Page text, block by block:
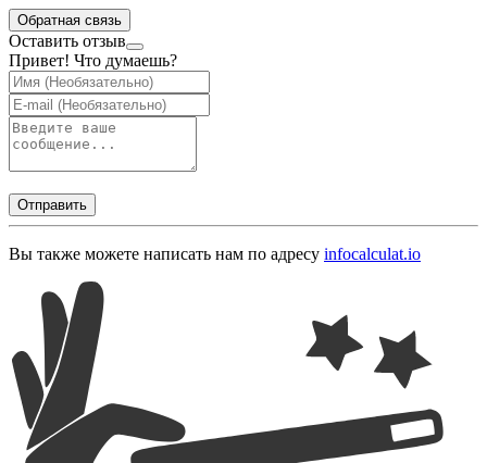
Обратная связь
Оставить отзыв
Привет! Что думаешь?
Отправить
Вы также можете написать нам по адресу infocalculat.io